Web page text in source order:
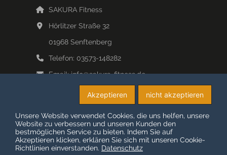
SAKURA Fitness
Hörlitzer Straße 32
01968 Senftenberg
Telefon: 03573-148282
Email:info@sakura-fitness.de
www.sakura-fitness.de/
© COPYRIGHT 2026 SAKURA-FITNESS
nicht akzeptieren
Akzeptieren
Unsere Website verwendet Cookies, die uns helfen, unsere
Website zu verbessern und unseren Kunden den
bestmöglichen Service zu bieten. Indem Sie auf
Akzeptieren klicken, erklären Sie sich mit unseren Cookie-
Richtlinien einverstanden. Datenschutz